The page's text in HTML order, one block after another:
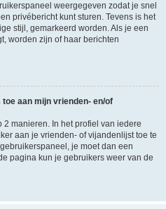
weergegeven zodat je snel
privébericht kunt sturen. Tevens is het
stijl, gemarkeerd worden. Als je een
worden zijn of haar berichten
aan mijn vrienden- en/of
manieren. In het profiel van iedere
aan je vrienden- of vijandenlijst toe te
je moet dan een
pagina kun je gebruikers weer van de